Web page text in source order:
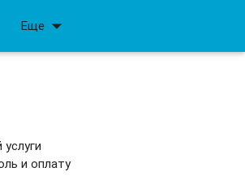
Еще arrow_drop_down
и оплату